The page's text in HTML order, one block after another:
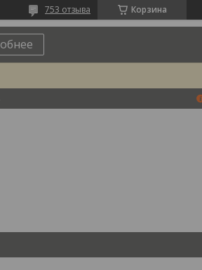
Корзина
753 отзыва